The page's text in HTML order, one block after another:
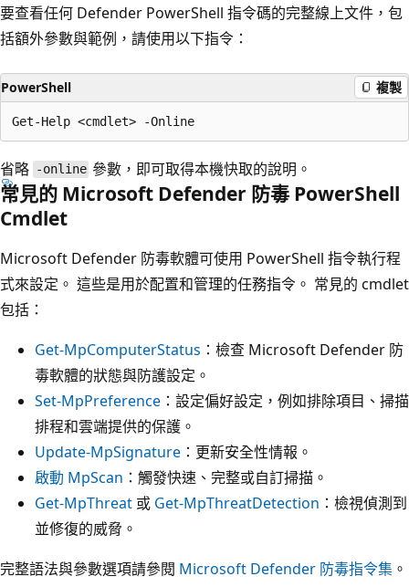
要查看任何 Defender PowerShell 指令碼的完整線上文件，包
括額外參數與範例，請使用以下指令：
PowerShell 複製
省略 -online 參數，即可取得本機快取的說明。
常見的 Microsoft Defender 防毒 PowerShell
Cmdlet
Microsoft Defender 防毒軟體可使用 PowerShell 指令執行程
式來設定。 這些是用於配置和管理的任務指令。 常見的 cmdlet
包括：
Get-MpComputerStatus ：檢查 Microsoft Defender 防
毒軟體的狀態與防護設定。
Set-MpPreference ：設定偏好設定，例如排除項目、掃描
排程和雲端提供的保護。
Update-MpSignature ：更新安全性情報。
啟動 MpScan ：觸發快速、完整或自訂掃描。
Get-MpThreat 或 Get-MpThreatDetection ：檢視偵測到
並修復的威脅。
完整語法與參數選項請參閱 Microsoft Defender 防毒指令集 。